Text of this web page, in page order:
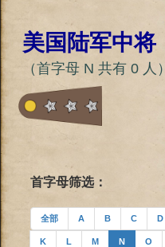
美国陆军中将
（首字母 N 共有 0 人）
首字母筛选：
全部 A B C D
K L M N O